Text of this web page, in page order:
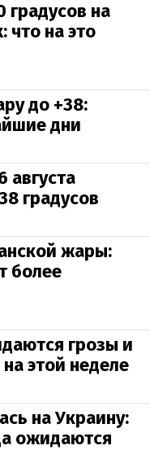
на
на это
до +38:
дни
августа
градусов
жары:
более
грозы и
этой неделе
на Украину:
ожидаются